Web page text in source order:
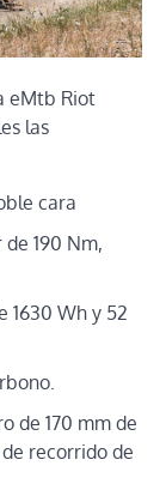
eMtb Riot
las
cara
190 Nm,
1630 Wh y 52
de 170 mm de
recorrido de